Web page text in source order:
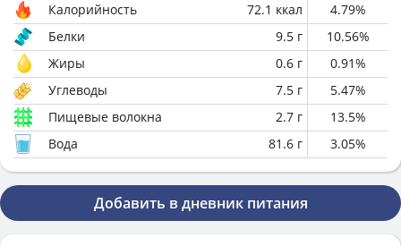
Калорийность 72.1 ккал 4.79%
Белки
9.5 г 10.56%
Жиры
0.6 г 0.91%
Углеводы
7.5 г 5.47%
Пищевые волокна
2.7 г 13.5%
Вода
81.6 г 3.05%
Добавить в дневник питания